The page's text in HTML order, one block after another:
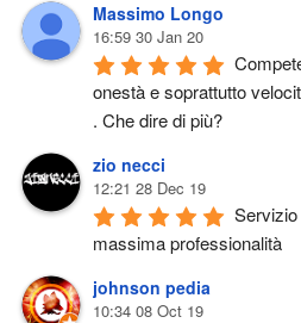
Massimo Longo
16:59 30 Jan 20
onestà e soprattutto
. Che dire di più?
zio necci
12:21 28 Dec 19
massima professionalità
johnson pedia
10:34 08 Oct 19